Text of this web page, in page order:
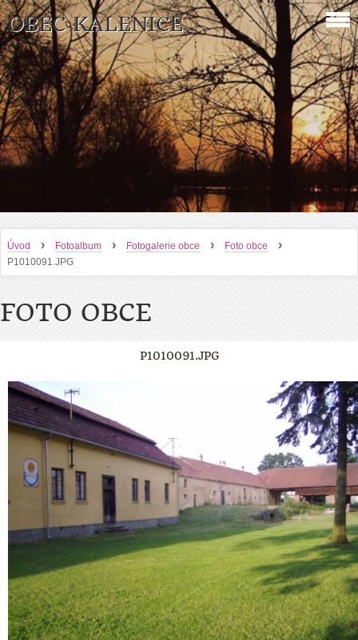
OBEC KALENICE
Úvod › Fotoalbum › Fotogalerie obce › Foto obce ›
P1010091.JPG
FOTO OBCE
P1010091.JPG